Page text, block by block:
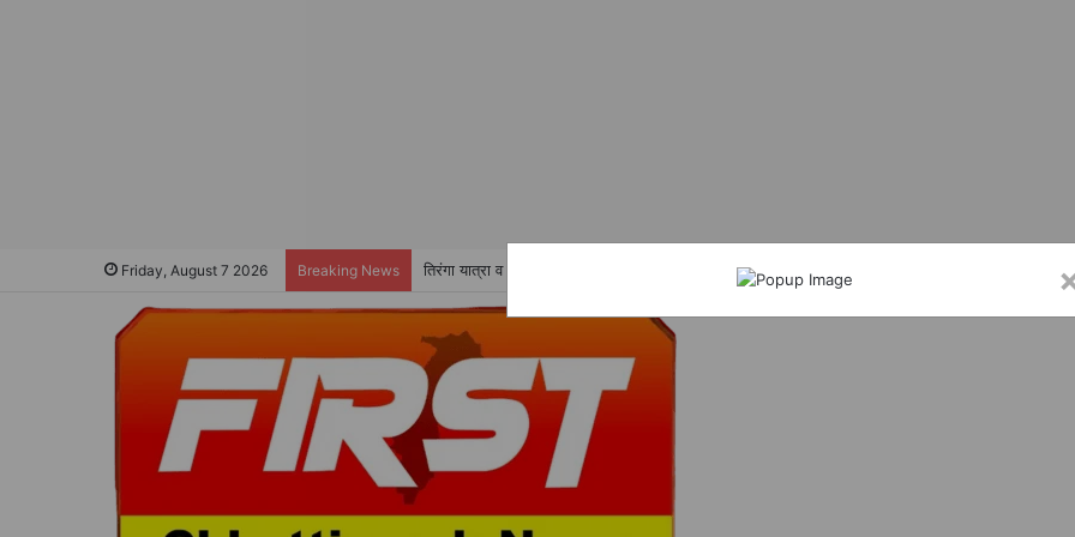
Friday, August 7 2026 Breaking News तिरंगा यात्रा व संगठन विस्तार को लेकर भाजयुमो तपकरा मंडल की बैठक आयोजित